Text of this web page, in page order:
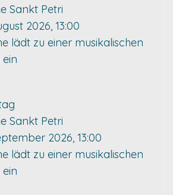
Sankt Petri
2026, 13:00
lädt zu einer musikalischen
Sankt Petri
2026, 13:00
lädt zu einer musikalischen